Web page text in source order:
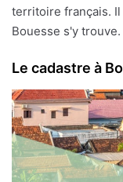
territoire français.
Bouesse s'y trouve.
Le cadastre à